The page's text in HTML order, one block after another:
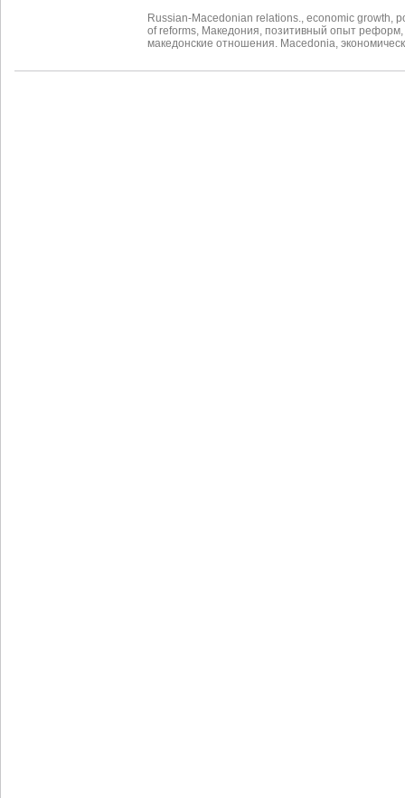
Russian-Macedonian relations. economic growth
of reforms Македония позитивный опыт реформ
македонские отношения. Macedonia